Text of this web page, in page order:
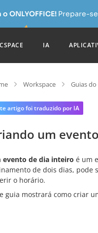
ONLYOFFICE! Prepare-
IA
Workspace Guias
artigo foi traduzido por IA
um
evento de dia inteiro é um
de dois dias, pode
o horário.
guia mostrará como criar